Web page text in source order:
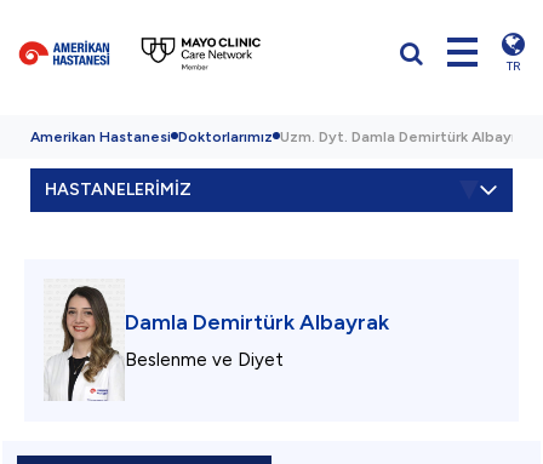
TR
Amerikan Hastanesi Doktorlarımız Uzm. Dyt. Damla Demirtürk Albayrak
HASTANELERİMİZ
Damla Demirtürk Albayrak
Beslenme ve Diyet